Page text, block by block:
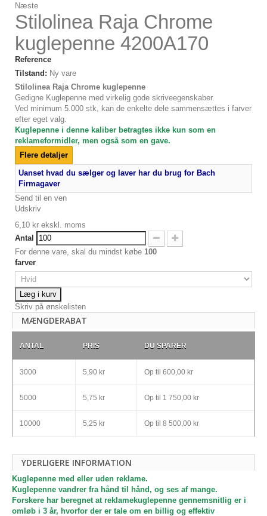
Næste
Stilolinea Raja Chrome
kuglepenne 4200A170
Reference
Tilstand: Ny vare
Stilolinea Raja Chrome kuglepenne
Gedigne Kuglepenne med virkelig gode skriveegenskaber.
Ved minimum 5.000 stk, kan de enkelte dele sammensættes i farver
efter eget valg.
Kuglepenne i denne kaliber betragtes ikke kun som en
reklameformidler, men også som en gave.
Flere detaljer
Uanset hvad du sælger og laver har du brug for Bach
Firmagaver
Send til en ven
Udskriv
6,10 kr ekskl. moms
Antal
For denne vare, skal du mindst købe 100
farver
Læg i kurv
Skriv på ønskelisten
MÆNGDERABAT
ANTAL PRIS DU SPARER
3000 5,90 kr Op til 600,00 kr
5000 5,75 kr Op til 1 750,00 kr
10000 5,25 kr Op til 8 500,00 kr
YDERLIGERE INFORMATION
Kuglepenne med eller uden reklame.
Kuglepenne vandrer fra hånd til hånd, og ses af mange.
Forskere har beregnet at reklamekuglepenne gennemsnitlig er i
omløb i 3 år, hvorfor der er tale om en billig og effektiv